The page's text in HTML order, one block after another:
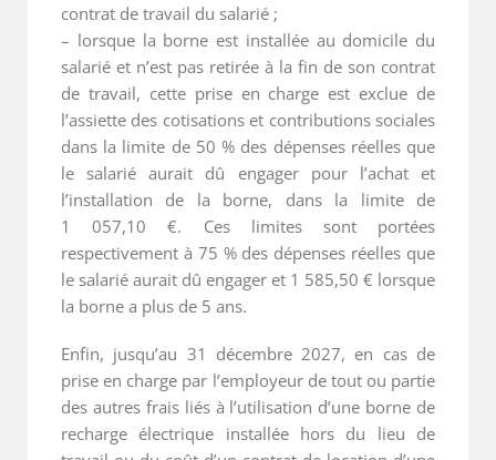
contrat de travail du salarié ;
– lorsque la borne est installée au domicile du
salarié et n’est pas retirée à la fin de son contrat
de travail, cette prise en charge est exclue de
l’assiette des cotisations et contributions sociales
dans la limite de 50 % des dépenses réelles que
le salarié aurait dû engager pour l’achat et
l’installation de la borne, dans la limite de
1 057,10 €. Ces limites sont portées
respectivement à 75 % des dépenses réelles que
le salarié aurait dû engager et 1 585,50 € lorsque
la borne a plus de 5 ans.
Enfin, jusqu’au 31 décembre 2027, en cas de
prise en charge par l’employeur de tout ou partie
des autres frais liés à l’utilisation d’une borne de
recharge électrique installée hors du lieu de